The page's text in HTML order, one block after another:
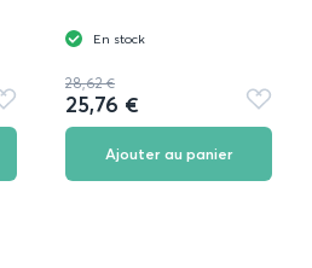
Ajouter
aux
En stock
28,62 €
25,76 €
Ajouter
aux
Ajouter au panier